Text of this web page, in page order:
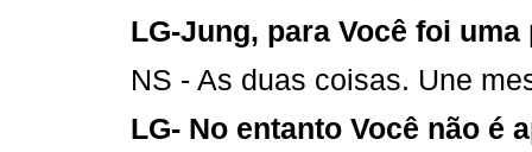
LG-Jung, para Você foi
NS - As duas coisas. Une
LG- No entanto Você não é